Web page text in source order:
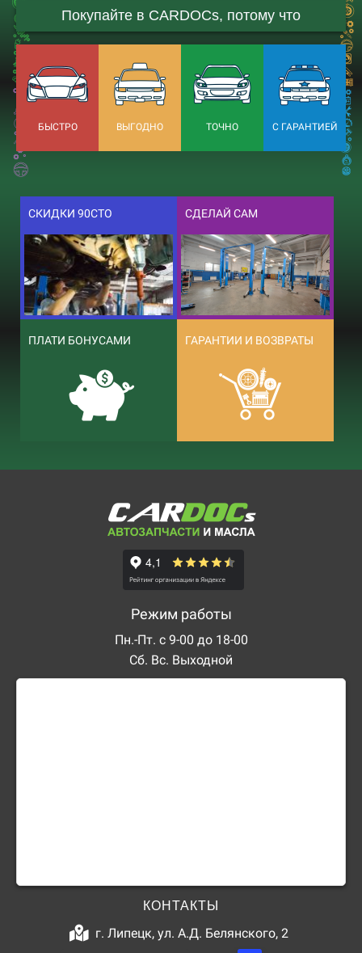
Покупайте в CARDOCs, потому что
БЫСТРО ВЫГОДНО ТОЧНО С ГАРАНТИЕЙ
СКИДКИ 90СТО СДЕЛАЙ САМ
ПЛАТИ БОНУСАМИ ГАРАНТИИ И ВОЗВРАТЫ
Режим работы
Пн.-Пт. с 9-00 до 18-00
Сб. Вс. Выходной
КОНТАКТЫ
г. Липецк, ул. А.Д. Белянского, 2